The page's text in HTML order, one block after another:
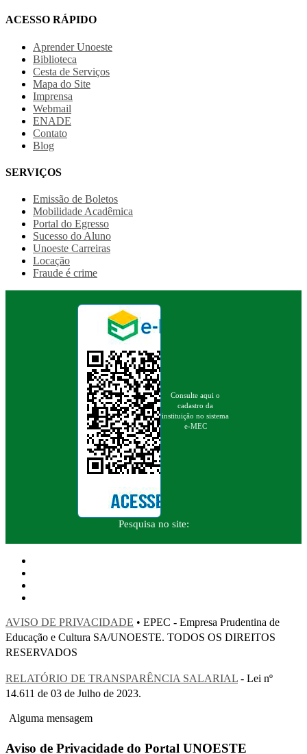
ACESSO RÁPIDO
Aprender Unoeste
Biblioteca
Cesta de Serviços
Mapa do Site
Imprensa
Webmail
ENADE
Contato
Blog
SERVIÇOS
Emissão de Boletos
Mobilidade Acadêmica
Portal do Egresso
Sucesso do Aluno
Unoeste Carreiras
Locação
Fraude é crime
Consulte aqui o
cadastro da
instituição no sistema
e-MEC
Pesquisa no site:
AVISO DE PRIVACIDADE • EPEC - Empresa Prudentina de
Educação e Cultura SA/UNOESTE. TODOS OS DIREITOS
RESERVADOS
RELATÓRIO DE TRANSPARÊNCIA SALARIAL - Lei nº
14.611 de 03 de Julho de 2023.
Alguma mensagem
Aviso de Privacidade do Portal UNOESTE